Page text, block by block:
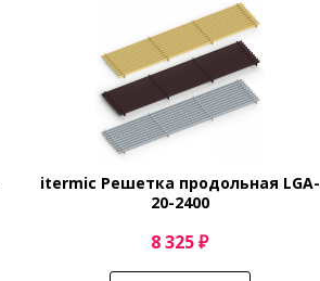
itermic Решетка продольная LGA-
20-2400
8 325 ₽